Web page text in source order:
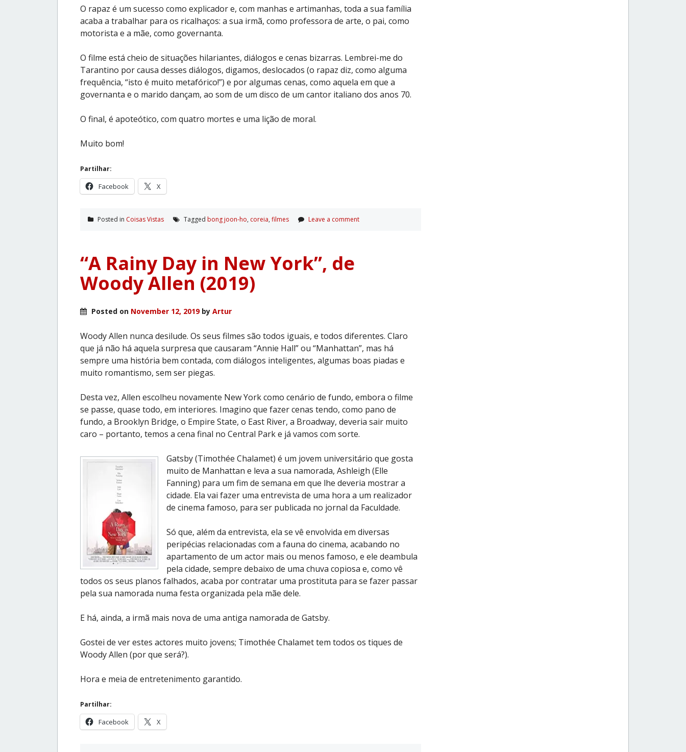
O rapaz é um sucesso como explicador e, com manhas e artimanhas, toda a sua família
acaba a trabalhar para os ricalhaços: a sua irmã, como professora de arte, o pai, como
motorista e a mãe, como governanta.
O filme está cheio de situações hilariantes, diálogos e cenas bizarras. Lembrei-me do
Tarantino por causa desses diálogos, digamos, deslocados (o rapaz diz, como alguma
frequência, “isto é muito metafórico!”) e por algumas cenas, como aquela em que a
governanta e o marido dançam, ao som de um disco de um cantor italiano dos anos 70.
O final, é apoteótico, com quatro mortes e uma lição de moral.
Muito bom!
Partilhar:
Facebook X
Posted in Coisas Vistas Tagged bong joon-ho, coreia, filmes Leave a comment
“A Rainy Day in New York”, de
Woody Allen (2019)
Posted on November 12, 2019by Artur
Woody Allen nunca desilude. Os seus filmes são todos iguais, e todos diferentes. Claro
que já não há aquela surpresa que causaram “Annie Hall” ou “Manhattan”, mas há
sempre uma história bem contada, com diálogos inteligentes, algumas boas piadas e
muito romantismo, sem ser piegas.
Desta vez, Allen escolheu novamente New York como cenário de fundo, embora o filme
se passe, quase todo, em interiores. Imagino que fazer cenas tendo, como pano de
fundo, a Brooklyn Bridge, o Empire State, o East River, a Broadway, deveria sair muito
caro – portanto, temos a cena final no Central Park e já vamos com sorte.
Gatsby (Timothée Chalamet) é um jovem universitário que gosta
muito de Manhattan e leva a sua namorada, Ashleigh (Elle
Fanning) para um fim de semana em que lhe deveria mostrar a
cidade. Ela vai fazer uma entrevista de uma hora a um realizador
de cinema famoso, para ser publicada no jornal da Faculdade.
Só que, além da entrevista, ela se vê envolvida em diversas
peripécias relacionadas com a fauna do cinema, acabando no
apartamento de um actor mais ou menos famoso, e ele deambula
pela cidade, sempre debaixo de uma chuva copiosa e, como vê
todos os seus planos falhados, acaba por contratar uma prostituta para se fazer passar
pela sua namorada numa festa organizada pela mãe dele.
E há, ainda, a irmã mais nova de uma antiga namorada de Gatsby.
Gostei de ver estes actores muito jovens; Timothée Chalamet tem todos os tiques de
Woody Allen (por que será?).
Hora e meia de entretenimento garantido.
Partilhar:
Facebook X